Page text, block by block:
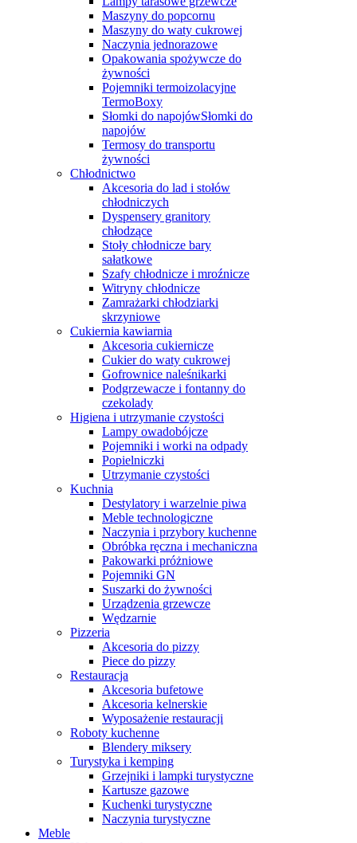
Maszyny do popcornu
Maszyny do waty cukrowej
Naczynia jednorazowe
Opakowania spożywcze do
żywności
Pojemniki termoizolacyjne
TermoBoxy
Słomki do napojówSłomki do
napojów
Termosy do transportu
żywności
Chłodnictwo
Akcesoria do lad i stołów
chłodniczych
Dyspensery granitory
chłodzące
Stoły chłodnicze bary
sałatkowe
Szafy chłodnicze i mroźnicze
Witryny chłodnicze
Zamrażarki chłodziarki
skrzyniowe
Cukiernia kawiarnia
Akcesoria cukiernicze
Cukier do waty cukrowej
Gofrownice naleśnikarki
Podgrzewacze i fontanny do
czekolady
Higiena i utrzymanie czystości
Lampy owadobójcze
Pojemniki i worki na odpady
Popielniczki
Utrzymanie czystości
Kuchnia
Destylatory i warzelnie piwa
Meble technologiczne
Naczynia i przybory kuchenne
Obróbka ręczna i mechaniczna
Pakowarki próżniowe
Pojemniki GN
Suszarki do żywności
Urządzenia grzewcze
Wędzarnie
Pizzeria
Akcesoria do pizzy
Piece do pizzy
Restauracja
Akcesoria bufetowe
Akcesoria kelnerskie
Wyposażenie restauracji
Roboty kuchenne
Blendery miksery
Turystyka i kemping
Grzejniki i lampki turystyczne
Kartusze gazowe
Kuchenki turystyczne
Naczynia turystyczne
Meble